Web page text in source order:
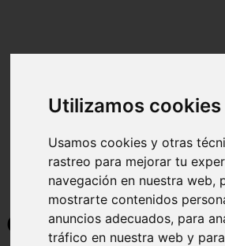
Utilizamos cookies
Usamos cookies y otras
rastreo para mejorar tu
navegación en nuestra web,
mostrarte contenidos
anuncios adecuados, para
tráfico en nuestra web y
Curiosidades y